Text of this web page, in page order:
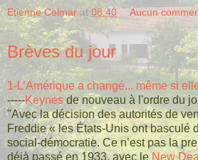
Etienne Celmar at 08:40 Aucun
Brèves du jour
1-L’Amérique a changé... même si
-----Keynesde nouveau à l'ordre du
"Avec la décision des autorités de
Freddie « les États-Unis ont basculé
social-démocratie. Ce n’est pas la
déjà passé en 1933, avec leNew